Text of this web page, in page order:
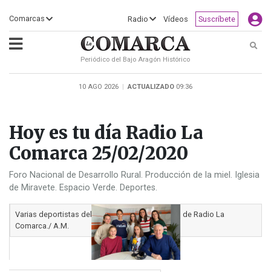
Comarcas Radio Vídeos Suscríbete
Periódico del Bajo Aragón Histórico
10 AGO 2026 | ACTUALIZADO 09:36
Hoy es tu día Radio La
Comarca 25/02/2020
Foro Nacional de Desarrollo Rural. Producción de la miel. Iglesia
de Miravete. Espacio Verde. Deportes.
Varias deportistas del Tragamillas en el estudio de Radio La
Comarca./ A.M.